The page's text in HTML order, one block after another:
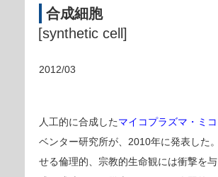
合成細胞
[synthetic cell]
2012/03
人工的に合成したマイコプラズマ・ミ
ベンター研究所が、2010年に発表した
せる倫理的、宗教的生命観には衝撃を